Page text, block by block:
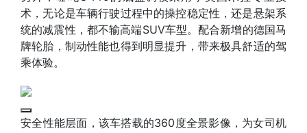
术，无论是车辆行驶过程中的操控稳定性，还是悬架系
统的减震性，都不输高端SUV车型。配合新增的德国马
牌轮胎，制动性能也得到明显提升，带来极具舒适的驾
乘体验。
安全性能层面，该车搭载的360度全景影像，为女司机